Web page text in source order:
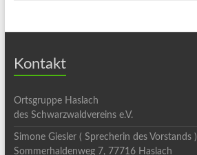
Kontakt
Ortsgruppe Haslach
des Schwarzwaldvereins e.V.
Simone Giesler ( Sprecherin des Vorstands )
Sommerhaldenweg 7, 77716 Haslach